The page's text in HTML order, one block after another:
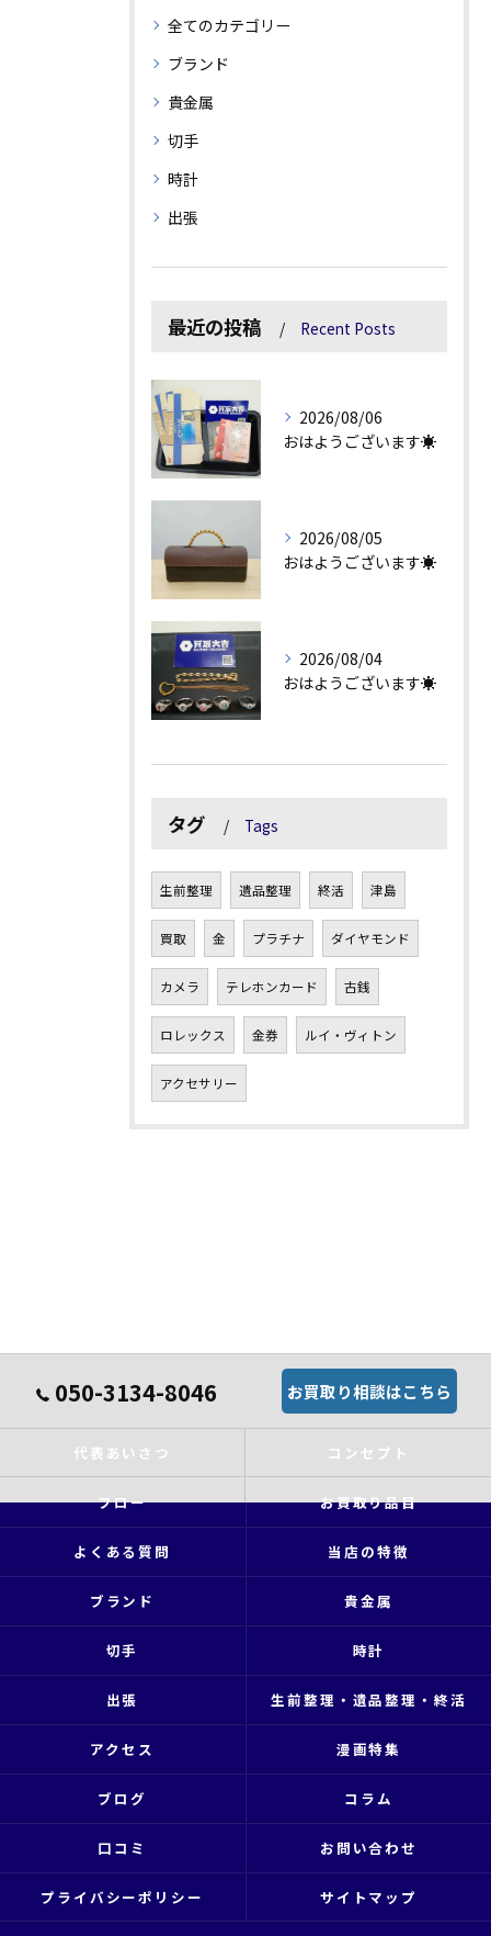
全てのカテゴリー
ブランド
貴金属
切手
時計
出張
最近の投稿 Recent Posts
2026/08/06
おはようございます☀
2026/08/05
おはようございます☀
2026/08/04
おはようございます☀
タグ Tags
生前整理 遺品整理 終活 津島
買取 金 プラチナ ダイヤモンド
カメラ テレホンカード 古銭
ロレックス 金券 ルイ・ヴィトン
アクセサリー
050-3134-8046 お買取り相談はこちら
代表あいさつ コンセプト
フロー お買取り品目
よくある質問 当店の特徴
ブランド 貴金属
切手 時計
出張 生前整理・遺品整理・終活
アクセス 漫画特集
ブログ コラム
口コミ お問い合わせ
プライバシーポリシー サイトマップ